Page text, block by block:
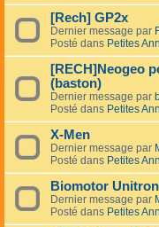
[Rech] GP2x
Dernier message par
Posté dans Petites
[RECH]Neogeo
(baston)
Dernier message par
Posté dans Petites
X-Men
Dernier message par
Posté dans Petites
Biomotor
Dernier message par
Posté dans Petites